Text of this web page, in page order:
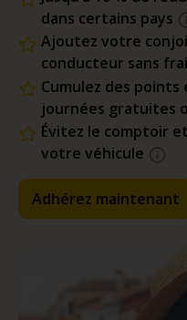
dans certains pays
Ajoutez votre
conducteur sans
Cumulez des
journées gratuites
Évitez le comptoir
votre véhicule
Adhérez maintenant